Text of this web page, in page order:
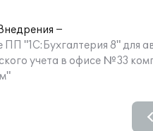
Внедрения
ПП "1С:Бухгалтерия 8" для
учета в офисе №33